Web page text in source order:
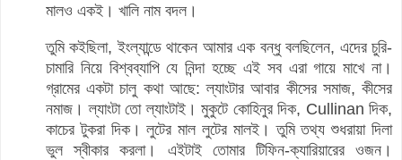
মালও একই। খালি নাম বদল।
তুমি কইছিলা, ইংল্যান্ডে থাকেন আমার এক বন্ধু বলছিলেন, এদের চুরি-
চামারি নিয়ে বিশ্বব্যাপি যে নিন্দা হচ্ছে এই সব এরা গায়ে মাখে না।
গ্রামের একটা চালু কথা আছে: ল্যাংটার আবার কীসের সমাজ, কীসের
নমাজ। ল্যাংটা তো ল্যাংটাই। মুকুটে কোহিনুর দিক, Cullinan দিক,
কাচের টুকরা দিক। লুটের মাল লুটের মালই। তুমি তথ্য শুধরায়া দিলা
ভুল স্বীকার করলা। এইটাই তোমার টিফিন-ক্যারিয়ারের ওজন।